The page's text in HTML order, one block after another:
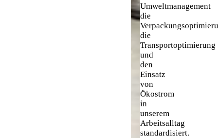
Umweltmanagement
die
die
Transportoptimierung
und
den
Einsatz
von
Ökostrom
in
unserem
Arbeitsalltag
standardisiert.